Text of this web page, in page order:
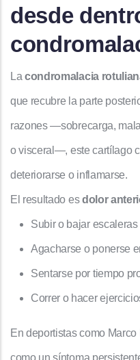
desde
Lacondromalacia
que recubre la parte
razones —sobrecarga,
o visceral—, este cartílago
deteriorarse o inflamarse.
El resultado esdolor
Subir o bajar escaleras
Agacharse o ponerse
Sentarse por tiempo
Correr o hacer
En deportistas como
como un síntoma